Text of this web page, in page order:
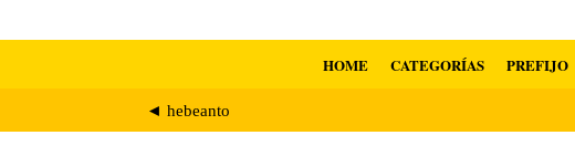
HOME CATEGORÍAS PREFIJO
◄ hebeanto